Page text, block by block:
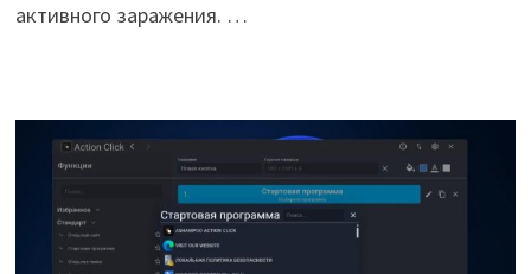
активного заражения. …